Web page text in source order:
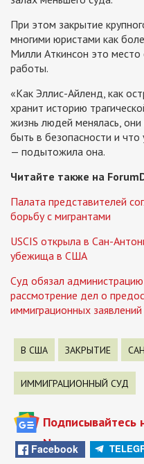
При этом закрытие
многими юристами как
Милли Аткинсон это место
работы.
«Как Эллис-Айленд, как
хранит историю
жизнь людей менялась,
быть в безопасности и
— подытожила она.
Читайте также на
Палата представителей
борьбу с мигрантами
USCIS открыла в Сан-
убежища в США
Суд обязал
рассмотрение дел о
иммиграционных заявлений
В США ЗАКРЫТИЕ
ИММИГРАЦИОННЫЙ СУД
Подписывайтесь
News
Facebook